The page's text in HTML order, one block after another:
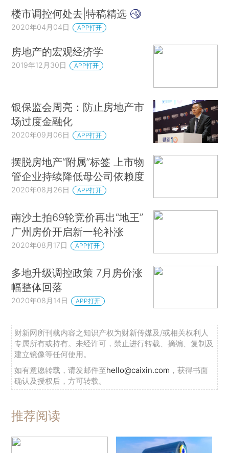
楼市调控何处去|特稿精选
2020年04月04日 APP打开
房地产的宏观经济学
2019年12月30日 APP打开
银保监会周亮：防止房地产市
场过度金融化
2020年09月06日 APP打开
摆脱房地产“附属”标签 上市物
管企业持续降低母公司依赖度
2020年08月26日 APP打开
南沙土拍69轮竞价再出“地王”
广州房价开启新一轮补涨
2020年08月17日 APP打开
多地升级调控政策 7月房价涨
幅整体回落
2020年08月14日 APP打开
财新网所刊载内容之知识产权为财新传媒及/或相关权利人
专属所有或持有。未经许可，禁止进行转载、摘编、复制及
建立镜像等任何使用。
如有意愿转载，请发邮件至hello@caixin.com ，获得书面
确认及授权后，方可转载。
推荐阅读